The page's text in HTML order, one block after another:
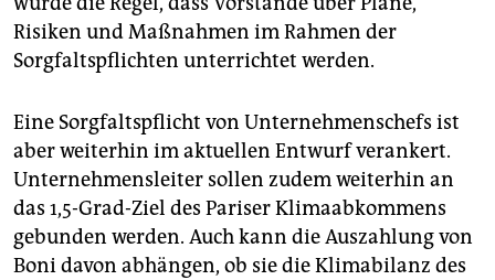
Risiken und Maßnahmen im Rahmen der
Sorgfaltspflichten unterrichtet werden.
Eine Sorgfaltspflicht von Unternehmenschefs ist
aber weiterhin im aktuellen Entwurf verankert.
Unternehmensleiter sollen zudem weiterhin an
das 1,5-Grad-Ziel des Pariser Klimaabkommens
gebunden werden. Auch kann die Auszahlung von
Boni davon abhängen, ob sie die Klimabilanz des